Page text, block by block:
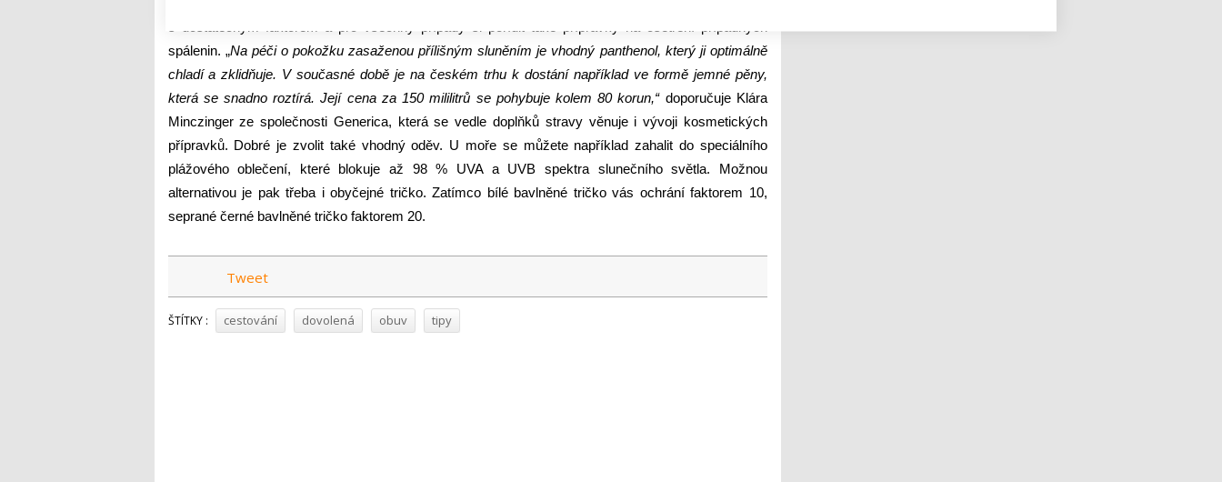
spálenin. „Na péči o pokožku zasaženou přílišným sluněním je vhodný panthenol, který ji optimálně
chladí a zklidňuje. V současné době je na českém trhu k dostání například ve formě jemné pěny,
která se snadno roztírá. Její cena za 150 mililitrů se pohybuje kolem 80 korun,“doporučuje Klára
Minczinger ze společnosti Generica, která se vedle doplňků stravy věnuje i vývoji kosmetických
přípravků. Dobré je zvolit také vhodný oděv. U moře se můžete například zahalit do speciálního
plážového oblečení, které blokuje až 98 % UVA a UVB spektra slunečního světla. Možnou
alternativou je pak třeba i obyčejné tričko. Zatímco bílé bavlněné tričko vás ochrání faktorem 10,
seprané černé bavlněné tričko faktorem 20.
Tweet
ŠTÍTKY : cestování dovolená obuv tipy